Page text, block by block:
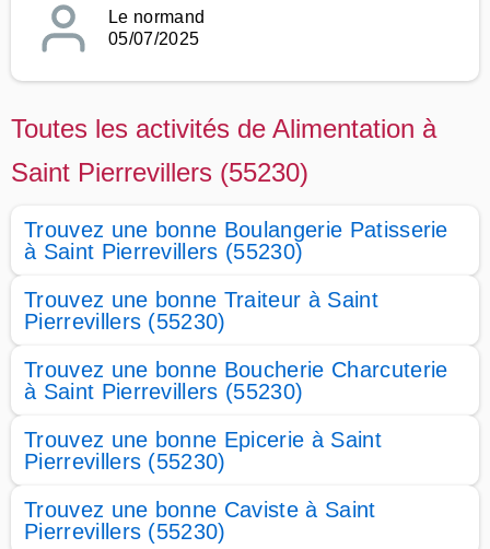
Le normand
05/07/2025
Toutes les activités de Alimentation à
Saint Pierrevillers (55230)
Trouvez une bonne Boulangerie Patisserie
à Saint Pierrevillers (55230)
Trouvez une bonne Traiteur à Saint
Pierrevillers (55230)
Trouvez une bonne Boucherie Charcuterie
à Saint Pierrevillers (55230)
Trouvez une bonne Epicerie à Saint
Pierrevillers (55230)
Trouvez une bonne Caviste à Saint
Pierrevillers (55230)